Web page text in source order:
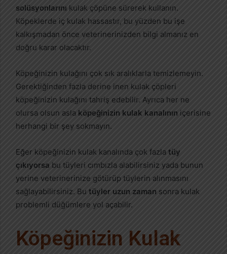
solüsyonlarını kulak çöpüne sürerek kullanın.
Köpeklerde iç kulak hassastır, bu yüzden bu işe
kalkışmadan önce veterinerinizden bilgi almanız en
doğru karar olacaktır.
Köpeğinizin kulağını çok sık aralıklarla temizlemeyin.
Gerektiğinden fazla derine inen kulak çöpleri
köpeğinizin kulağını tahriş edebilir. Ayrıca her ne
olursa olsun asla köpeğinizin kulak kanalının içerisine
herhangi bir şey sokmayın.
Eğer köpeğinizin kulak kanalında çok fazla tüy
çıkıyorsa bu tüyleri cımbızla alabilirsiniz yada bunun
yerine veterinerinize götürüp tüylerin alınmasını
sağlayabilirsiniz. Bu tüyler uzun zaman sonra kulak
problemli düğümlere yol açabilir.
Köpeğinizin Kulak